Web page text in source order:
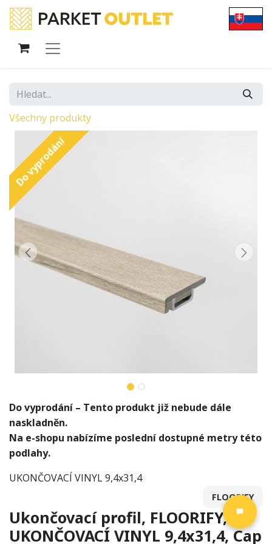
Všechny produkty
Do vyprodání
Do vyprodání – Tento produkt již nebude dále
naskladněn.
Na e-shopu nabízíme poslední dostupné metry této
podlahy.
UKONČOVACÍ VINYL 9,4x31,4
FLOORIFY
Ukončovací profil, FLOORIFY,
UKONČOVACÍ VINYL 9,4x31,4, Cap